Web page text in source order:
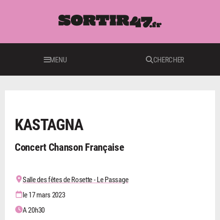
MENU CHERCHER
KASTAGNA
Concert Chanson Française
Salle des fêtes de Rosette - Le Passage
le 17 mars 2023
A 20h30